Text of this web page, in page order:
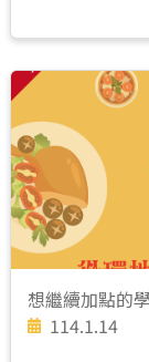
想繼續加點的
114.1.14